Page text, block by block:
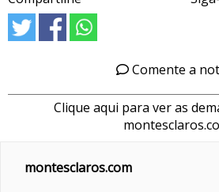
Comente a
Clique aqui para ver as
montesclaros.com